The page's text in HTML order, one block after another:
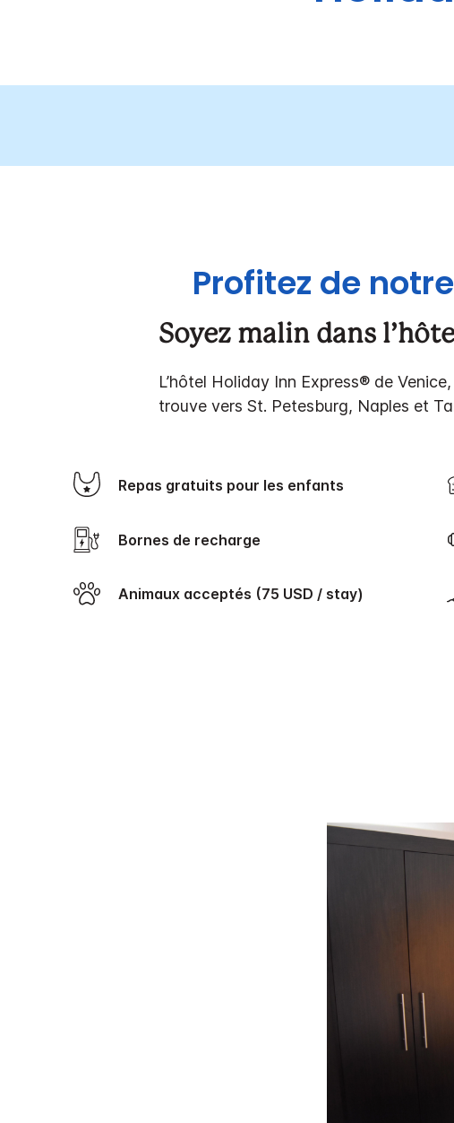
Profitez de
Soyez malin dans
L’hôtel Holiday Inn Express® de
trouve vers St. Petesburg, Naples et
Repas gratuits pour les enfants
Bornes de recharge
Animaux acceptés (75 USD / stay)